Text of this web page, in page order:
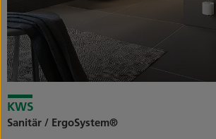
Sanitär / ErgoSystem®